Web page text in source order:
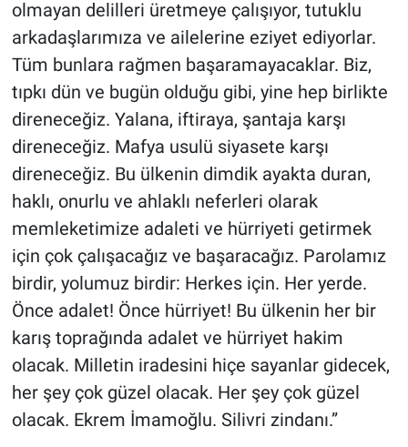
olmayan delilleri üretmeye çalışıyor, tutuklu
arkadaşlarımıza ve ailelerine eziyet ediyorlar.
Tüm bunlara rağmen başaramayacaklar. Biz,
tıpkı dün ve bugün olduğu gibi, yine hep birlikte
direneceğiz. Yalana, iftiraya, şantaja karşı
direneceğiz. Mafya usulü siyasete karşı
direneceğiz. Bu ülkenin dimdik ayakta duran,
haklı, onurlu ve ahlaklı neferleri olarak
memleketimize adaleti ve hürriyeti getirmek
için çok çalışacağız ve başaracağız. Parolamız
birdir, yolumuz birdir: Herkes için. Her yerde.
Önce adalet! Önce hürriyet! Bu ülkenin her bir
karış toprağında adalet ve hürriyet hakim
olacak. Milletin iradesini hiçe sayanlar gidecek,
her şey çok güzel olacak. Her şey çok güzel
olacak. Ekrem İmamoğlu. Silivri zindanı.”